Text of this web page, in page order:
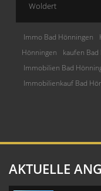
Woldert
Immo Bad Hönningen
Hönningen
kaufen
Immobilien Bad
Immobilienkauf Bad
AKTUELLE